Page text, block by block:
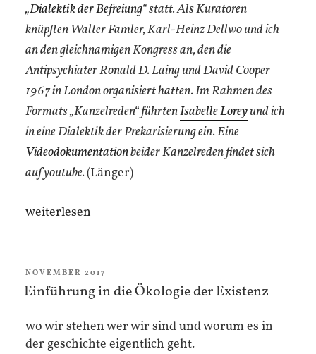
„Dialektik der Befreiung“statt. Als Kuratoren
knüpften Walter Famler, Karl-Heinz Dellwo und ich
an den gleichnamigen Kongress an, den die
Antipsychiater Ronald D. Laing und David Cooper
1967 in London organisiert hatten. Im Rahmen des
Formats „Kanzelreden“ führtenIsabelle Loreyund ich
in eine Dialektik der Prekarisierung ein. Eine
Videodokumentationbeider Kanzelreden findet sich
auf youtube.(Länger)
„Kanzelrede
der
Existenz“
weiterlesen
VERÖFFENTLICHT
AM
NOVEMBER 2017
Einführung in die Ökologie der Existenz
wo wir stehen wer wir sind und worum es in
der geschichte eigentlich geht.